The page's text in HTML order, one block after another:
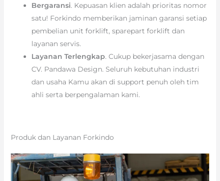
Bergaransi. Kepuasan klien adalah prioritas nomor
satu! Forkindo memberikan jaminan garansi setiap
pembelian unit forklift, sparepart forklift dan
layanan servis.
Layanan Terlengkap. Cukup bekerjasama dengan
CV. Pandawa Design. Seluruh kebutuhan industri
dan usaha Kamu akan di support penuh oleh tim
ahli serta berpengalaman kami.
Produk dan Layanan Forkindo